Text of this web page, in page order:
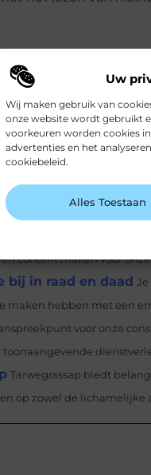
Uw
Wij maken gebruik van
onze website wordt gebruikt
voorkeuren worden cookies
advertenties en het
cookiebeleid.
Alles Toestaan
Pinterest
in Eindhoven
Reporting & Analytics?
Heeft u een eigen
Dan kunt u de...
social media
content maken voor
bij in raad en daad
maken hebben met een
voor onze
Tarwegrassap biedt
op zowel de lichamelijke